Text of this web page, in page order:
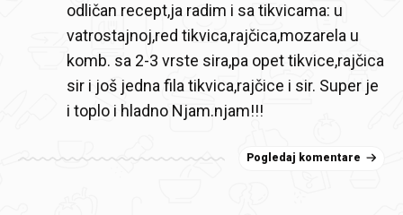
odličan recept,ja radim i sa tikvicama: u
vatrostajnoj,red tikvica,rajčica,mozarela u
komb. sa 2-3 vrste sira,pa opet tikvice,rajčica
sir i još jedna fila tikvica,rajčice i sir. Super je
i toplo i hladno Njam.njam!!!
Pogledaj komentare